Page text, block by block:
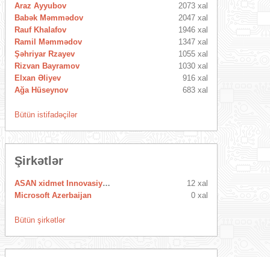
Araz Ayyubov
2073 xal
Babək Məmmədov
2047 xal
Rauf Khalafov
1946 xal
Ramil Məmmədov
1347 xal
Şəhriyar Rzayev
1055 xal
Rizvan Bayramov
1030 xal
Elxan Əliyev
916 xal
Ağa Hüseynov
683 xal
Bütün istifadəçilər
Şirkətlər
ASAN xidmet Innovasiya Mərkəzi
12 xal
Microsoft Azerbaijan
0 xal
Bütün şirkətlər